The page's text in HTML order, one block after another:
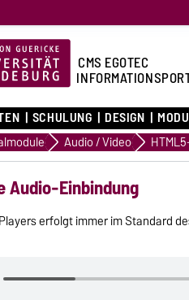
CMS EGOTEC
SCHULUNG DESIGN
Audio / Video
Audio-Einbindung
erfolgt immer im Standard